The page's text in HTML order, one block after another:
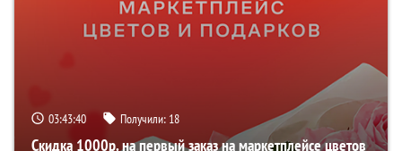
03:43:39 Получили: 18
Скидка 1000р. на первый заказ на маркетплейсе цветов